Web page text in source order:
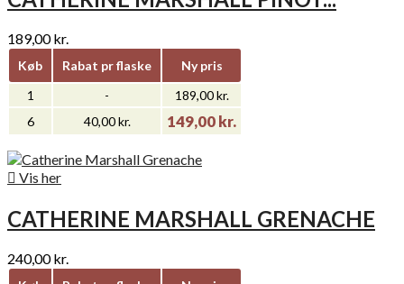
189,00 kr.
Køb Rabat pr flaske
Ny pris
1
-
189,00 kr.
6
40,00 kr. 149,00 kr.
 Vis her
CATHERINE MARSHALL GRENACHE
240,00 kr.